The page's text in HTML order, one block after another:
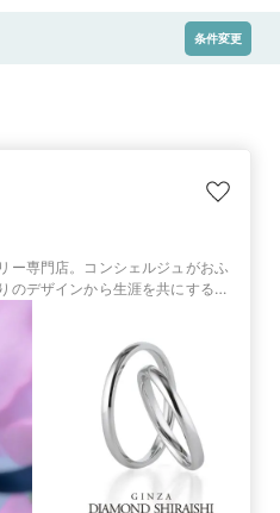
条件変更
ー専門店。コンシェルジュがおふ
のデザインから生涯を共にする指